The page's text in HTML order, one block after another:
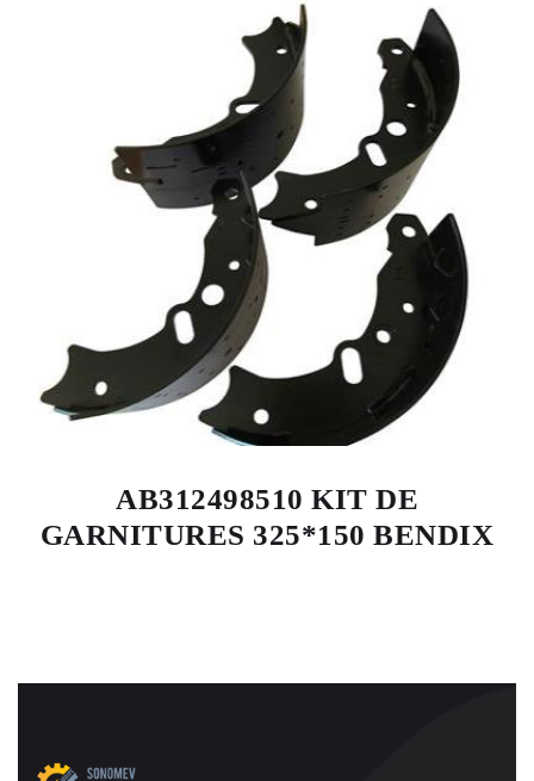
AB312498510 KIT DE
GARNITURES 325*150 BENDIX